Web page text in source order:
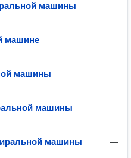
—
машины
—
машине
—
машины
—
машины
—
машины